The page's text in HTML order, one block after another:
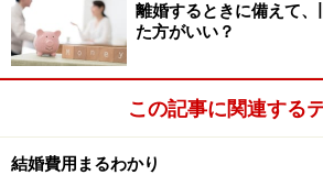
離婚するときに備えて
た方がいい？
この記事に関連する
結婚費用まるわかり